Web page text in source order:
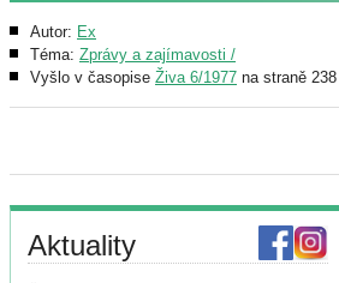
Autor: Ex
Téma: Zprávy a zajímavosti /
Vyšlo v časopise Živa 6/1977 na straně 238
Aktuality